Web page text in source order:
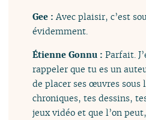
Gee :Avec plaisir, c’est
évidemment.
Étienne Gonnu :Parfait.
rappeler que tu es un
de placer ses œuvres sous
chroniques, tes dessins,
jeux vidéo et que l’on